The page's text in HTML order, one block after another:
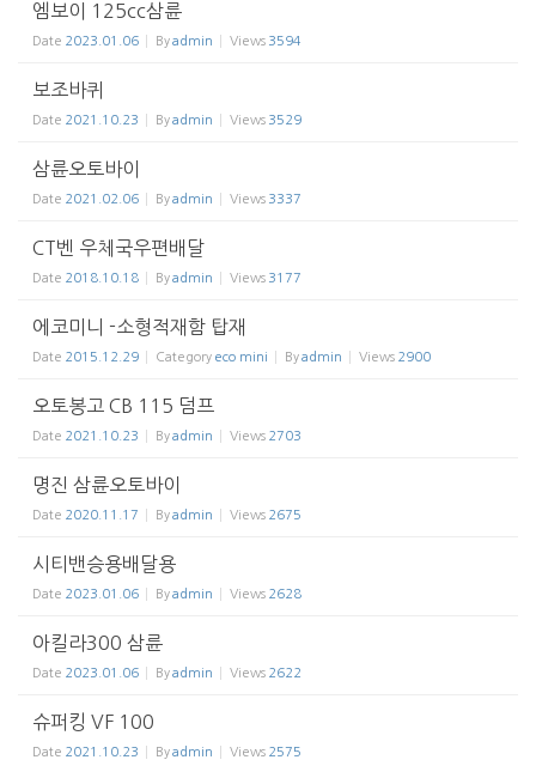
엠보이 125cc삼륜
Date 2023.01.06 Byadmin Views 3594
보조바퀴
Date 2021.10.23 Byadmin Views 3529
삼륜오토바이
Date 2021.02.06 Byadmin Views 3337
CT벤 우체국우편배달
Date 2018.10.18 Byadmin Views 3177
에코미니 -소형적재함 탑재
Date 2015.12.29 Category eco mini Byadmin Views 2900
오토봉고 CB 115 덤프
Date 2021.10.23 Byadmin Views 2703
명진 삼륜오토바이
Date 2020.11.17 Byadmin Views 2675
시티밴승용배달용
Date 2023.01.06 Byadmin Views 2628
아킬라300 삼륜
Date 2023.01.06 Byadmin Views 2622
슈퍼킹 VF 100
Date 2021.10.23 Byadmin Views 2575